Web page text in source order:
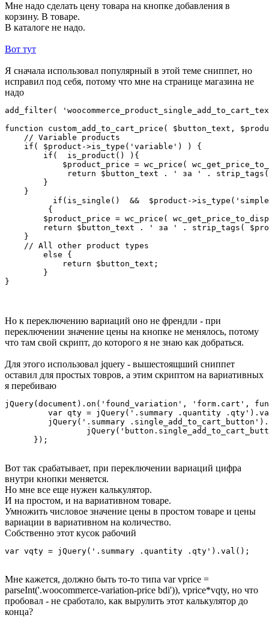
Мне надо сделать цену товара на кнопке добавления в
корзину. В товаре.
В каталоге не надо.
Вот тут
Я сначала использовал популярный в этой теме сниппет, но
исправил под себя, потому что мне на странице магазина не
надо
add_filter(
function custom_add_to_cart_price( $button_text,
    // Variable products
    if( $product->is_type('variable') ) {
        if(  is_product() ){
$product_price = wc_price(
        }
    }
$product_price = wc_price(
return $button_text . ' за ' . strip_tags(
    }
    // All other product types
        else {
            return $button_text;
        }
}
Но к переключению вариаций оно не френдли - при
переключении значение цены на кнопке не менялось, потому
что там свой скрипт, до которого я не знаю как добраться.
Для этого использовал jquery - вышестоящший сниппет
оставил для простых товров, а этим скриптом на вариативных
я перебиваю
jQuery(document).on('found_variation', 'form.cart',
jQuery('.summary
      });
Вот так срабатывает, при переключении вариаций цифра
внутри кнопки меняется.
Но мне все еще нужен калькулятор.
И на простом, и на вариативном товаре.
Умножить числовое значение цены в простом товаре и цены
вариации в вариативном на количество.
Собственно этот кусок рабочий
var vqty = jQuery('.summary .quantity .qty').val();
Мне кажется, должно быть то-то типа var vprice =
parseInt('.woocommerce-variation-price bdi')), vprice*vqty, но что
пробовал - не сработало, как вырулить этот калькулятор до
конца?